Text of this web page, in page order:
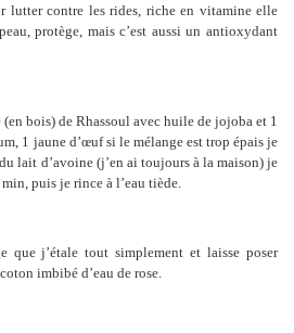
lutter contre les rides, riche en vitamine elle
protège, mais c’est aussi un antioxydant
bois) de Rhassoul avec huile de jojoba et 1
1 jaune d’œuf si le mélange est trop épais je
lait d’avoine (j’en ai toujours à la maison) je
puis je rince à l’eau tiède.
que j’étale tout simplement et laisse poser
imbibé d’eau de rose.